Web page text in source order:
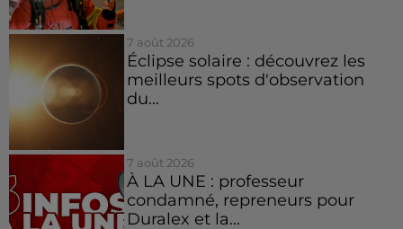
7 août 2026
Éclipse solaire : découvrez les
meilleurs spots d'observation
du...
7 août 2026
À LA UNE : professeur
condamné, repreneurs pour
Duralex et la...